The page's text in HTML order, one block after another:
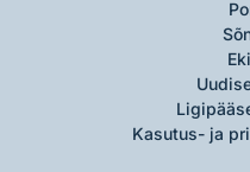
Kasutus- ja